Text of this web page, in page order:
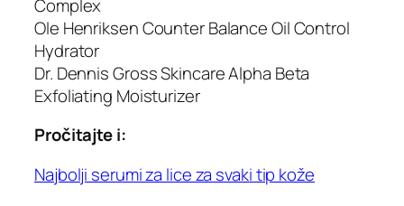
Complex
Ole Henriksen Counter Balance Oil Control
Hydrator
Dr. Dennis Gross Skincare Alpha Beta
Exfoliating Moisturizer
Pročitajte i:
Najbolji serumi za lice za svaki tip kože